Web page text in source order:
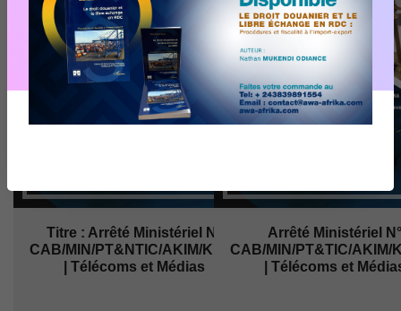
Titre : Arrêté Ministériel N°
CAB/MIN/PT&NTIC/AKIM/KL/Kabs/......
| Télécoms et Médias
Arrêté Ministériel N°
CAB/MIN/PT&TIC/AKIM/
| Télécoms et